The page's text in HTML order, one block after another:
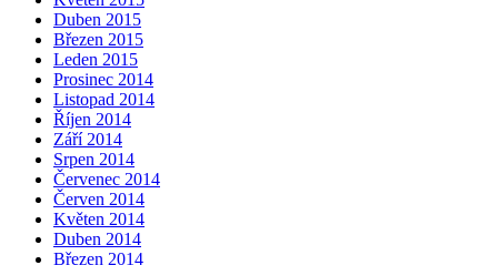
Duben 2015
Březen 2015
Leden 2015
Prosinec 2014
Listopad 2014
Říjen 2014
Září 2014
Srpen 2014
Červenec 2014
Červen 2014
Květen 2014
Duben 2014
Březen 2014